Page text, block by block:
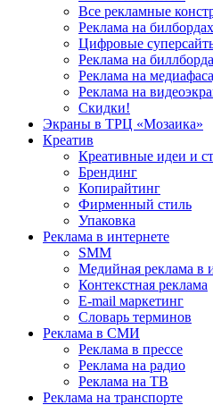
Все рекламные
Реклама на
Цифровые
Реклама на
Реклама на
Реклама на
Скидки!
Экраны в ТРЦ «Мозаика»
Креатив
Креативные идеи и
Брендинг
Копирайтинг
Фирменный стиль
Упаковка
Реклама в интернете
SMM
Медийная реклама в
Контекстная реклама
E-mail маркетинг
Словарь терминов
Реклама в СМИ
Реклама в прессе
Реклама на радио
Реклама на ТВ
Реклама на транспорте